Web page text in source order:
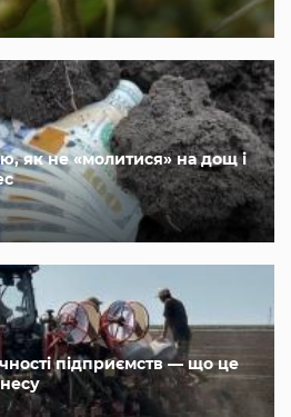
як не «молитися» на дощ і
підприємств — що це